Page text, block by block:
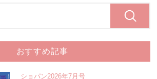
おすすめ記事
ショパン2026年7月号